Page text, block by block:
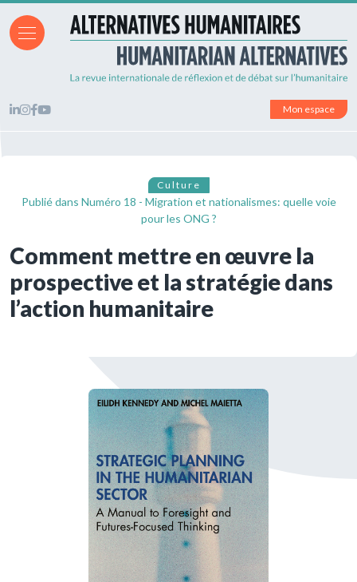
Mon espace
Culture
Publié dans Numéro 18 - Migration et nationalismes: quelle voie
pour les ONG ?
Comment mettre en œuvre la
prospective et la stratégie dans
l’action humanitaire